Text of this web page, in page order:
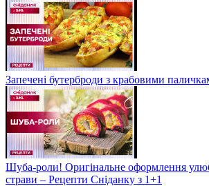
Запечені бутерброди з крабовими
Шуба-роли! Оригінальне оформлення
страви – Рецепти Сніданку з 1+1